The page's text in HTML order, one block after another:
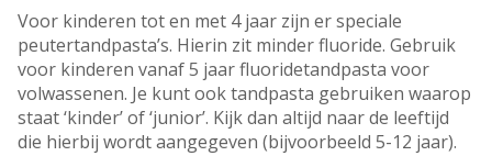
Voor kinderen tot en met 4 jaar zijn er speciale
peutertandpasta’s. Hierin zit minder fluoride. Gebruik
voor kinderen vanaf 5 jaar fluoridetandpasta voor
volwassenen. Je kunt ook tandpasta gebruiken waarop
staat ‘kinder’ of ‘junior’. Kijk dan altijd naar de leeftijd
die hierbij wordt aangegeven (bijvoorbeeld 5-12 jaar).